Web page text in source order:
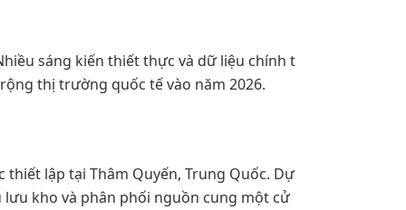
sáng kiến thiết thực và dữ liệu chính t
thị trường quốc tế vào năm 2026.
lập tại Thâm Quyến, Trung Quốc. Dự
lưu kho và phân phối nguồn cung một cử